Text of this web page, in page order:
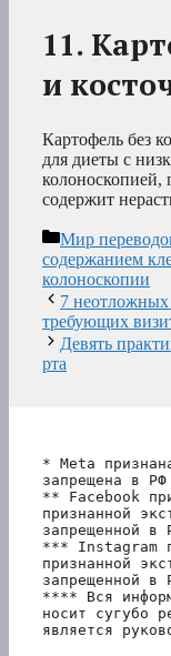
11.
и
Картофель без
для диеты с
колоноскопией,
содержит
Рубрики
Мир
содержанием
колоноскопии
7 неотложных
требующих
Девять
рта
* Meta
запрещена в РФ
** Facebook
признанной
запрещенной в
*** Instagram
признанной
запрещенной в
**** Вся
носит сугубо
является